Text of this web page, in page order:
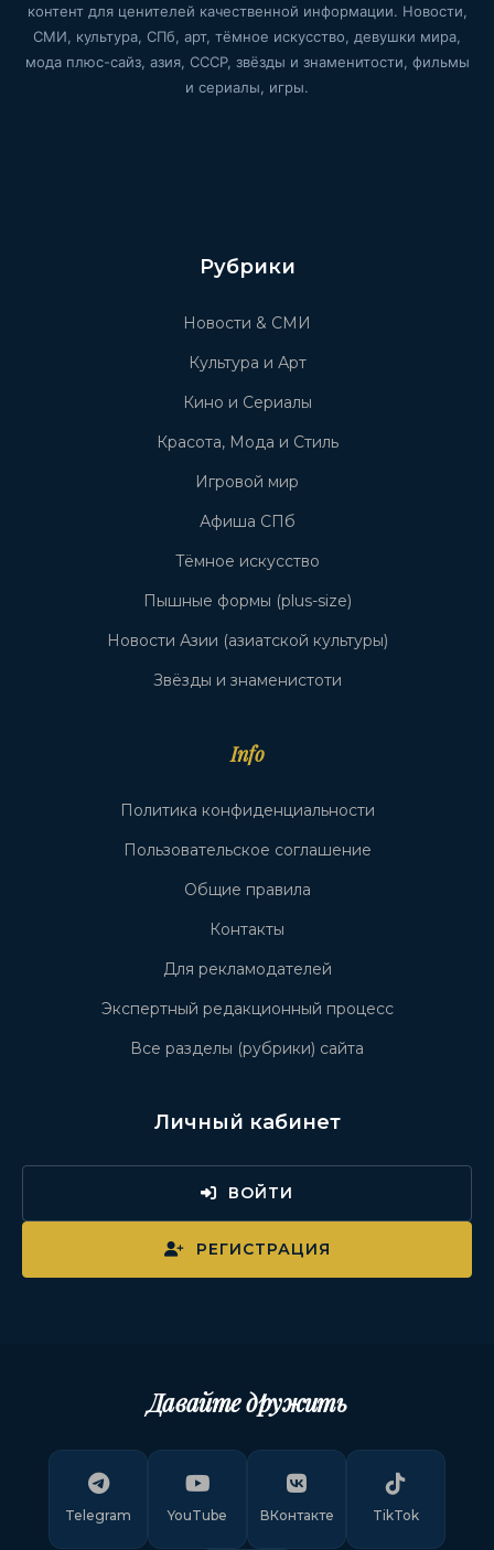
контент для ценителей качественной информации. Новости,
СМИ, культура, СПб, арт, тёмное искусство, девушки мира,
мода плюс-сайз, азия, СССР, звёзды и знаменитости, фильмы
и сериалы, игры.
Рубрики
Новости & СМИ
Культура и Арт
Кино и Сериалы
Красота, Мода и Стиль
Игровой мир
Афиша СПб
Тёмное искусство
Пышные формы (plus-size)
Новости Азии (азиатской культуры)
Звёзды и знаменистоти
Info
Политика конфиденциальности
Пользовательское соглашение
Общие правила
Контакты
Для рекламодателей
Экспертный редакционный процесс
Все разделы (рубрики) сайта
Личный кабинет
ВОЙТИ
РЕГИСТРАЦИЯ
Давайте дружить
Telegram YouTube ВКонтакте TikTok